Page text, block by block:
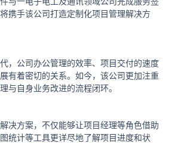
携手该公司打造定制化项目管理解决方
，公司办公管理的效率、项目交付的速度
有着密切的关系。如今，该公司更加注重
与自身业务改进的流程闭环。
决方案，不仅能够让项目经理等角色借助
统计等工具更详尽地了解项目进度和状